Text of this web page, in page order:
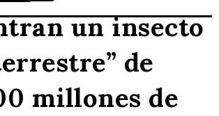
un insecto
de
millones de